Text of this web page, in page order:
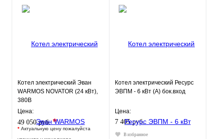
Котел электрический Эван
WARMOS NOVATOR (24 кВт),
380В
Цена:
49 050 руб. *
* Актуальную цену пожалуйста
Котел электрический Ресурс
ЭВПМ - 6 кВт (А) бок.вход
Цена:
7 405 руб.
В избранное